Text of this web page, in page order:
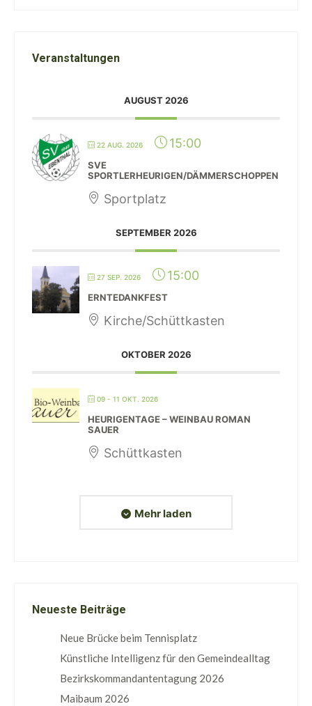
Veranstaltungen
AUGUST 2026
22 AUG. 2026 15:00
SVE
SPORTLERHEURIGEN/DÄMMERSCHOPPEN
Sportplatz
SEPTEMBER 2026
27 SEP. 2026 15:00
ERNTEDANKFEST
Kirche/Schüttkasten
OKTOBER 2026
09 - 11 OKT. 2026
HEURIGENTAGE – WEINBAU ROMAN
SAUER
Schüttkasten
Mehr laden
Neueste Beiträge
Neue Brücke beim Tennisplatz
Künstliche Intelligenz für den Gemeindealltag
Bezirkskommandantentagung 2026
Maibaum 2026